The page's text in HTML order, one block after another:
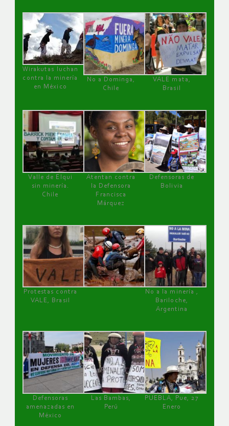
Wirakutas luchan
contra la minería
en México
No a Dominga,
Chile
VALE mata,
Brasil
Valle de Elqui
sin minería.
Chile
Atentan contra
la Defensora
Francisca
Márquez
Defensoras de
Bolivia
Protestas contra
VALE, Brasil
No a la minería ,
Bariloche,
Argentina
Defensoras
amenazadas en
México
Las Bambas,
Perú
PUEBLA, Pue, 27
Enero